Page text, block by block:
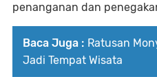
penanganan dan
Baca Juga : Ratusan
Jadi Tempat Wisata